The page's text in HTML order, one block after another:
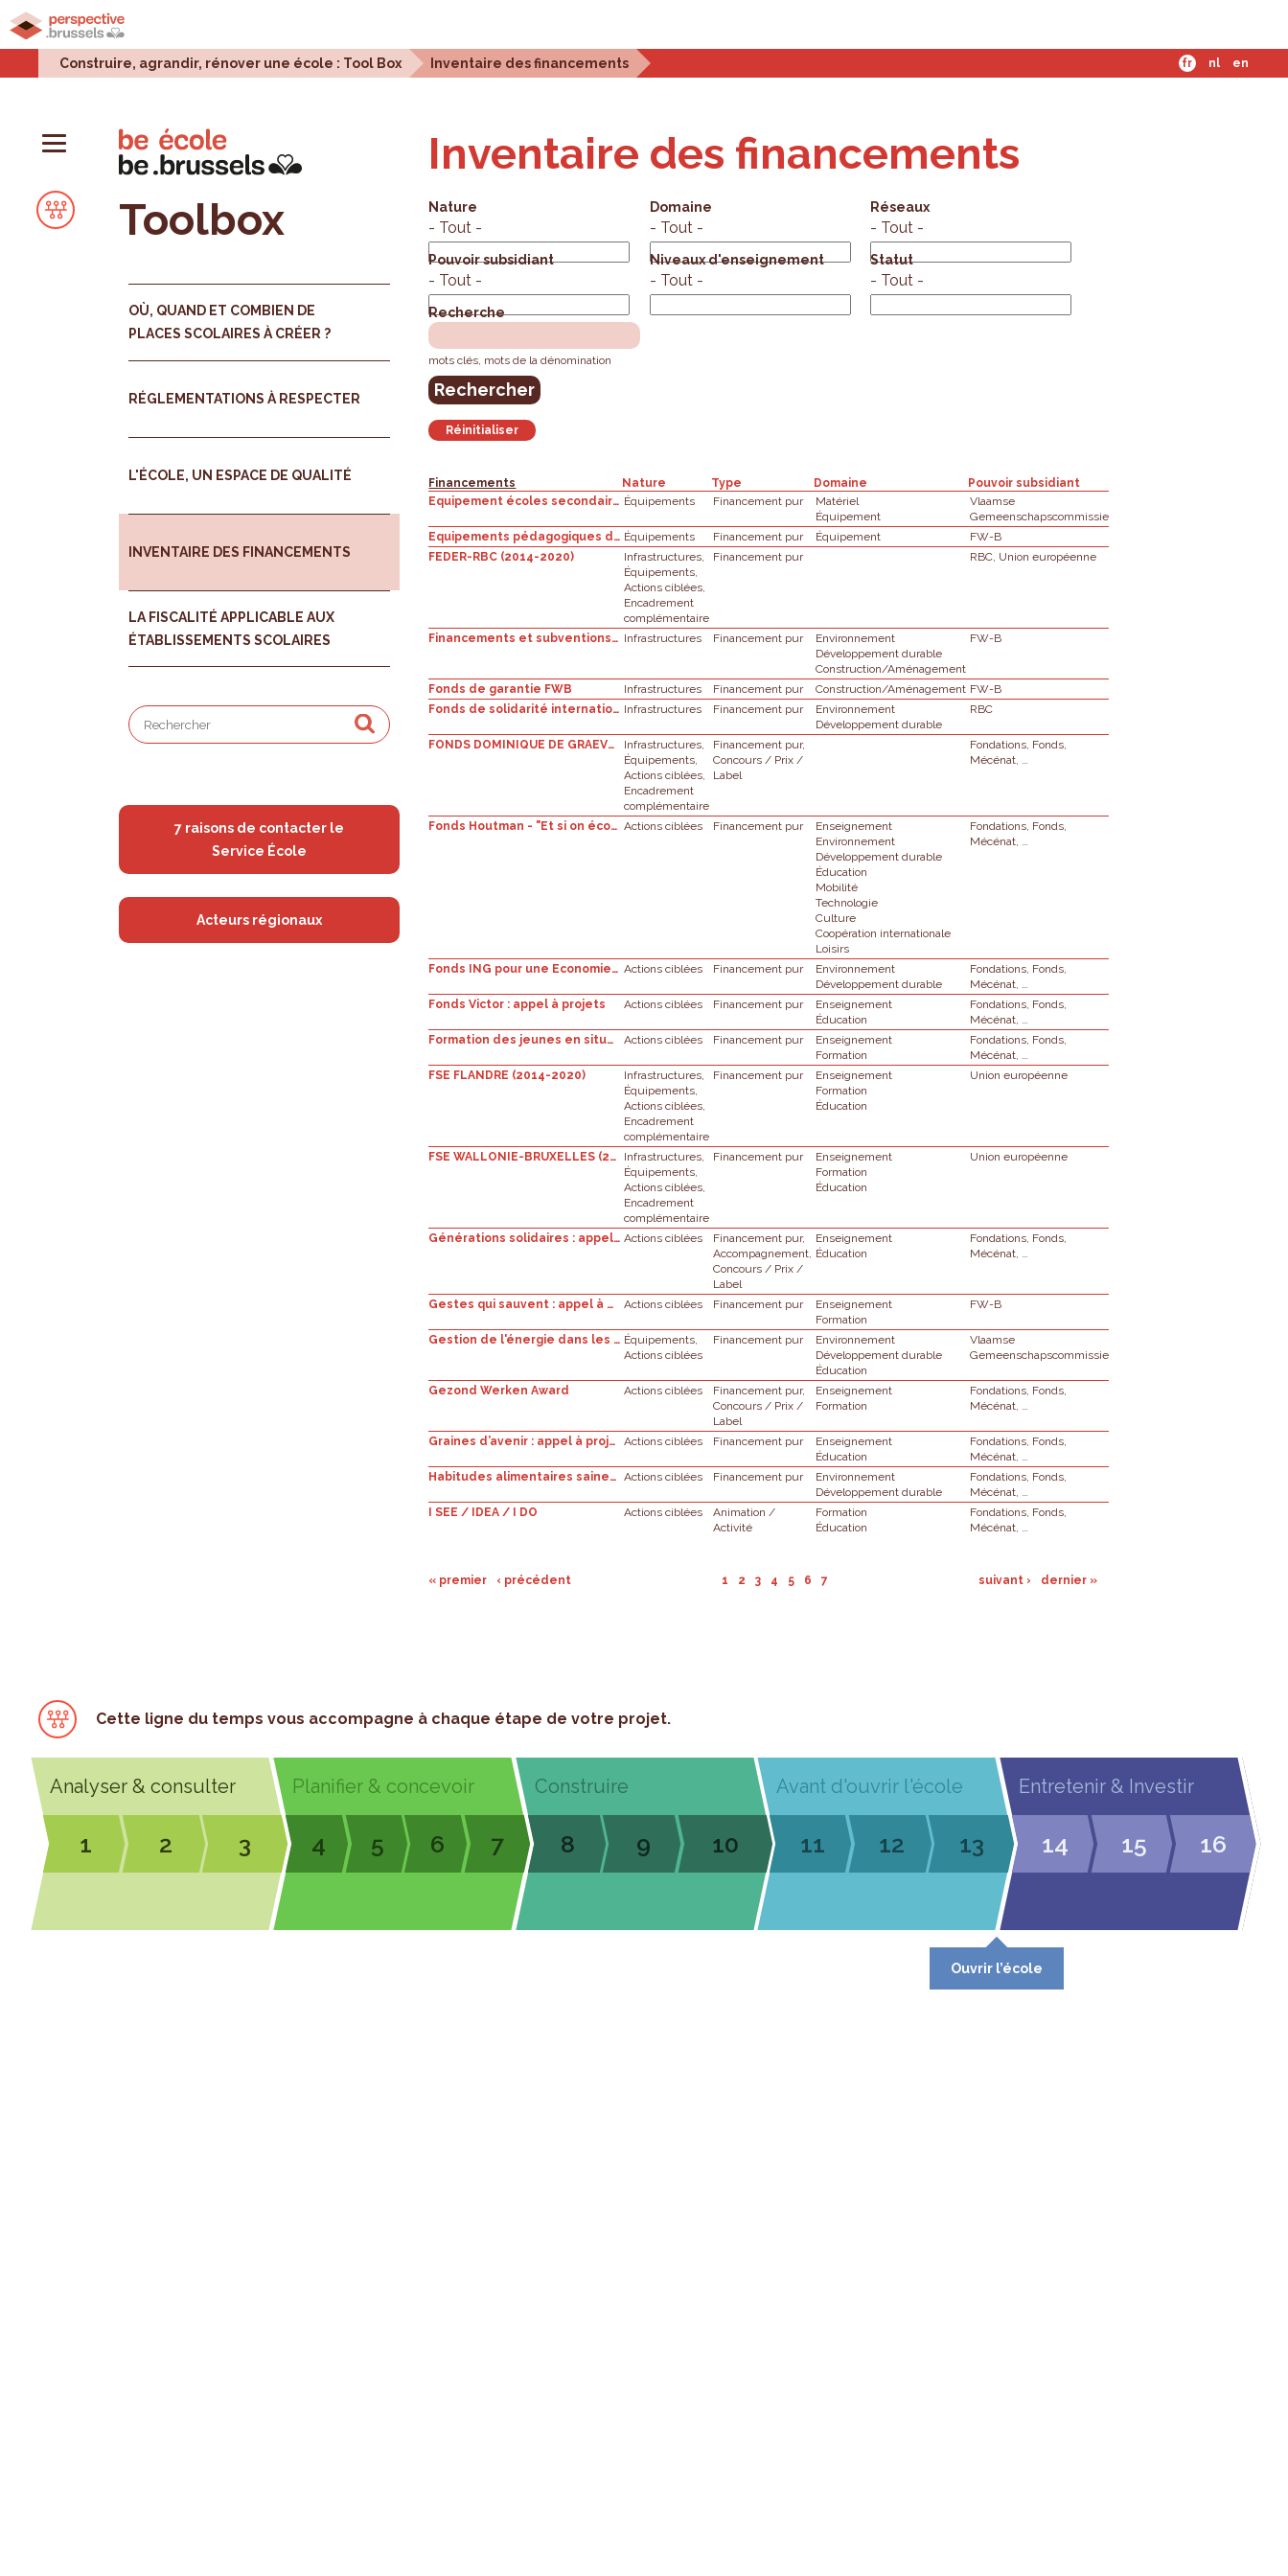
Accueil Projets urbains
Construire, agrandir, rénover une école : Tool Box Inventaire des financements fr nl en
Toolbox
OÙ, QUAND ET COMBIEN DE
PLACES SCOLAIRES À CRÉER ?
RÉGLEMENTATIONS À RESPECTER
L'ÉCOLE, UN ESPACE DE QUALITÉ
INVENTAIRE DES FINANCEMENTS
LA FISCALITÉ APPLICABLE AUX
ÉTABLISSEMENTS SCOLAIRES
7 raisons de contacter le
Service École
Acteurs régionaux
Inventaire des financements
Nature
- Tout -
Domaine
- Tout -
Réseaux
- Tout -
Pouvoir subsidiant
- Tout -
Niveaux d'enseignement
- Tout -
Statut
- Tout -
Recherche
mots clés, mots de la dénomination
Financements Nature Type Domaine
Pouvoir subsidiant
Equipement écoles secondaires Équipements Financement pur
Matériel
Équipement
Vlaamse
Gemeenschapscommissie
Equipements pédagogiques de pointe de l'enseignement qualifiant: appel à projets Équipements Financement pur Équipement
FW-B
FEDER-RBC (2014-2020)
Infrastructures,
Équipements,
Actions ciblées,
Encadrement
complémentaire
Financement pur RBC, Union européenne
Financements et subventions exceptionnels dans la cadre du plan de relance NextGeneration EU pour la transition énergétique des bâtiments scolaires Infrastructures Financement pur
Environnement
Développement durable
Construction/Aménagement
FW-B
Fonds de garantie FWB Infrastructures Financement pur Construction/Aménagement FW-B
Fonds de solidarité internationale : Appel à projets Infrastructures Financement pur
Environnement
Développement durable
RBC
FONDS DOMINIQUE DE GRAEVE - 2022 - Sécurité des enfants (0-12 ans) dans la circulation
Infrastructures,
Équipements,
Actions ciblées,
Encadrement
complémentaire
Financement pur,
Concours / Prix /
Label
Fondations, Fonds,
Mécénat, …
Fonds Houtman - "Et si on écoutait les enfants?" Actions ciblées Financement pur
Enseignement
Environnement
Développement durable
Éducation
Mobilité
Technologie
Culture
Coopération internationale
Loisirs
Fondations, Fonds,
Mécénat, …
Fonds ING pour une Economie plus Circulaire Actions ciblées Financement pur
Environnement
Développement durable
Fondations, Fonds,
Mécénat, …
Fonds Victor : appel à projets
Actions ciblées Financement pur
Enseignement
Éducation
Fondations, Fonds,
Mécénat, …
Formation des jeunes en situation difficile
Actions ciblées Financement pur
Enseignement
Formation
Fondations, Fonds,
Mécénat, …
FSE FLANDRE (2014-2020)
Infrastructures,
Équipements,
Actions ciblées,
Encadrement
complémentaire
Financement pur
Enseignement
Formation
Éducation
Union européenne
FSE WALLONIE-BRUXELLES (2014-2020)
Infrastructures,
Équipements,
Actions ciblées,
Encadrement
complémentaire
Financement pur
Enseignement
Formation
Éducation
Union européenne
Générations solidaires : appel à projets Actions ciblées
Financement pur,
Accompagnement,
Concours / Prix /
Label
Enseignement
Éducation
Fondations, Fonds,
Mécénat, …
Gestes qui sauvent : appel à projets Actions ciblées Financement pur
Enseignement
Formation
FW-B
Gestion de l'énergie dans les écoles Équipements,
Actions ciblées
Financement pur
Environnement
Développement durable
Éducation
Vlaamse
Gemeenschapscommissie
Gezond Werken Award Actions ciblées
Financement pur,
Concours / Prix /
Label
Enseignement
Formation
Fondations, Fonds,
Mécénat, …
Graines d’avenir : appel à projets Actions ciblées Financement pur
Enseignement
Éducation
Fondations, Fonds,
Mécénat, …
Habitudes alimentaires saines et exercices physique en suffisance : appel à projets
Actions ciblées Financement pur
Environnement
Développement durable
Fondations, Fonds,
Mécénat, …
I SEE / IDEA / I DO
Actions ciblées
Animation /
Activité
Formation
Éducation
Fondations, Fonds,
Mécénat, …
« premier ‹ précédent 1 2 3 4 5 6 7 suivant › dernier »
Cette ligne du temps vous accompagne à chaque étape de votre projet.
Analyser & consulter
1 2 3
Planifier & concevoir
4 5 6 7
Construire
8 9 10
Avant d'ouvrir l'école
11 12 13
Ouvrir l’école
Entretenir & Investir
14 15 16